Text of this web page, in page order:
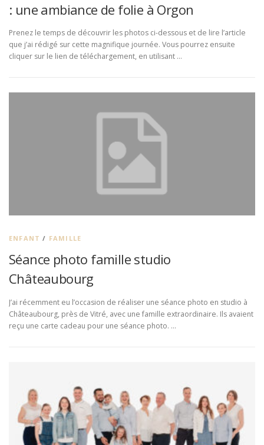
: une ambiance de folie à Orgon
Prenez le temps de découvrir les photos ci-dessous et de lire l’article
que j’ai rédigé sur cette magnifique journée. Vous pourrez ensuite
cliquer sur le lien de téléchargement, en utilisant …
ENFANT / FAMILLE
Séance photo famille studio
Châteaubourg
J’ai récemment eu l’occasion de réaliser une séance photo en studio à
Châteaubourg, près de Vitré, avec une famille extraordinaire. Ils avaient
reçu une carte cadeau pour une séance photo. …